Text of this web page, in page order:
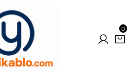
0